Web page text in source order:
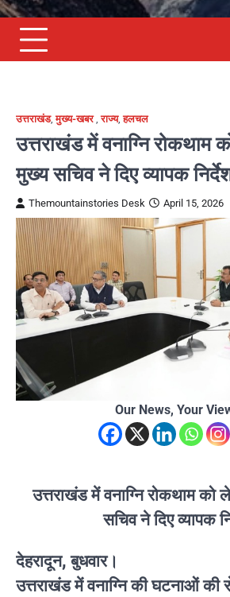
उत्तराखंड,मुख्य-खबर,राज्य,हलचल
उत्तराखंड में वनाग्नि रोकथाम
मुख्य सचिव ने दिए व्यापक
Themountainstories Desk April 15, 2026
Our News, Your
उत्तराखंड में वनाग्नि रोकथाम
सचिव ने दिए व्यापक
देहरादून, बुधवार।
उत्तराखंड में वनाग्नि की घटनाओं की